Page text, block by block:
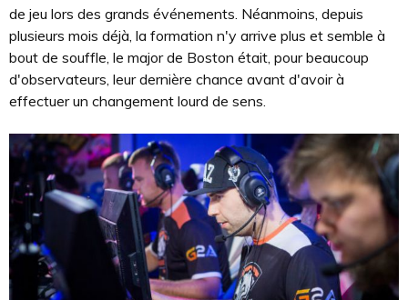
de jeu lors des grands événements. Néanmoins, depuis
plusieurs mois déjà, la formation n'y arrive plus et semble à
bout de souffle, le major de Boston était, pour beaucoup
d'observateurs, leur dernière chance avant d'avoir à
effectuer un changement lourd de sens.